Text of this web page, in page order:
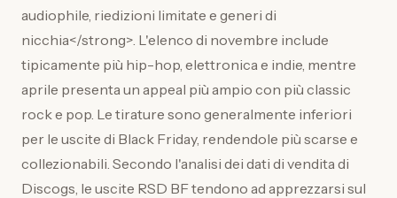
audiophile, riedizioni limitate e generi di
nicchia</strong>. L'elenco di novembre include
tipicamente più hip-hop, elettronica e indie, mentre
aprile presenta un appeal più ampio con più classic
rock e pop. Le tirature sono generalmente inferiori
per le uscite di Black Friday, rendendole più scarse e
collezionabili. Secondo l'analisi dei dati di vendita di
Discogs, le uscite RSD BF tendono ad apprezzarsi sul